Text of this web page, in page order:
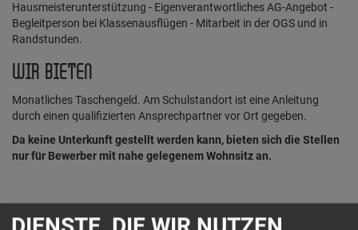
Hausmeisterunterstützung - Eigenverantwortliches AG-Angebot -
Begleitperson bei Klassenausflügen - Mitarbeit in der OGS und in
Randstunden.
WIR BIETEN
Monatliches Taschengeld. Am Schulstandort ist eine Anleitung
durch einen qualifizierten Ansprechpartner vor Ort gegeben.
Da keine Unterkunft gestellt werden kann, bieten sich die Stellen
nur für Bewerber mit nahe gelegenem Wohnsitz an.
DEIN KONTAKT